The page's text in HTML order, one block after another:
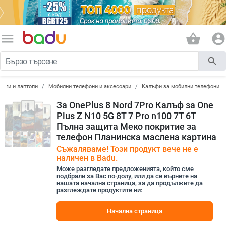
menu shopping_basket account_circle
search
и лаптопи Мобилни телефони и аксесоари Калъфи за мобилни телефони
За OnePlus 8 Nord 7Pro Калъф за One
Plus Z N10 5G 8T 7 Pro n100 7T 6T
Пълна защита Меко покритие за
телефон Планинска маслена картина
Съжаляваме! Този продукт вече не е
наличен в Badu.
Може разгледате предложенията, който сме
подбрали за Вас по-долу, или да се върнете на
нашата начална страница, за да продължите да
разглеждате продуктите ни:
Начална страница